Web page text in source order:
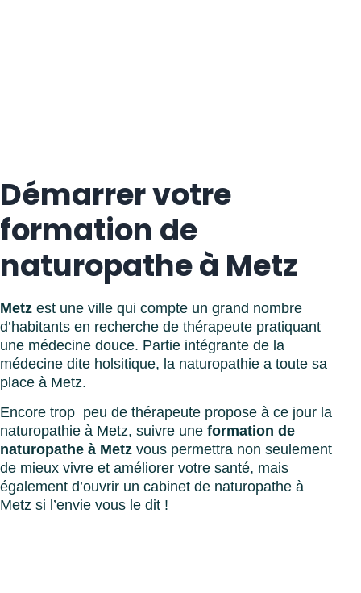
Démarrer votre
formation de
naturopathe à Metz
Metz est une ville qui compte un grand nombre
d’habitants en recherche de thérapeute pratiquant
une médecine douce. Partie intégrante de la
médecine dite holsitique, la naturopathie a toute sa
place à Metz.
Encore trop peu de thérapeute propose à ce jour la
naturopathie à Metz, suivre une formation de
naturopathe à Metz vous permettra non seulement
de mieux vivre et améliorer votre santé, mais
également d’ouvrir un cabinet de naturopathe à
Metz si l’envie vous le dit !